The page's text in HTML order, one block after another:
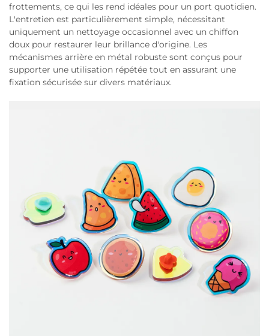
frottements, ce qui les rend idéales pour un port quotidien.
L'entretien est particulièrement simple, nécessitant
uniquement un nettoyage occasionnel avec un chiffon
doux pour restaurer leur brillance d'origine. Les
mécanismes arrière en métal robuste sont conçus pour
supporter une utilisation répétée tout en assurant une
fixation sécurisée sur divers matériaux.